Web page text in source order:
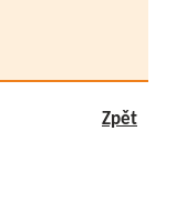
Zpět